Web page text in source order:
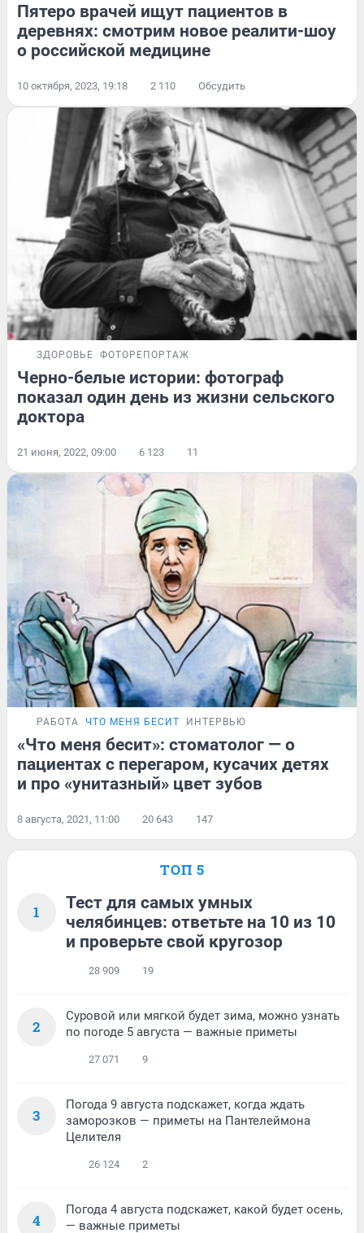
Пятеро врачей ищут пациентов в
деревнях: смотрим новое реалити-шоу
о российской медицине
10 октября, 2023, 19:18 2 110 Обсудить
ЗДОРОВЬЕ ФОТОРЕПОРТАЖ
Черно-белые истории: фотограф
показал один день из жизни сельского
доктора
21 июня, 2022, 09:00 6 123 11
РАБОТА ЧТО МЕНЯ БЕСИТ ИНТЕРВЬЮ
«Что меня бесит»: стоматолог — о
пациентах с перегаром, кусачих детях
и про «унитазный» цвет зубов
8 августа, 2021, 11:00 20 643 147
ТОП 5
1
Тест для самых умных
челябинцев: ответьте на 10 из 10
и проверьте свой кругозор
28 909 19
2
Суровой или мягкой будет зима, можно узнать
по погоде 5 августа — важные приметы
27 071 9
3
Погода 9 августа подскажет, когда ждать
заморозков — приметы на Пантелеймона
Целителя
26 124 2
4
Погода 4 августа подскажет, какой будет осень,
— важные приметы